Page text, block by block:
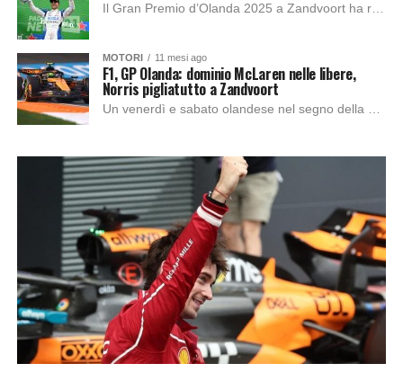
Il Gran Premio d’Olanda 2025 a Zandvoort ha regalato emozioni, colpi di scena e verdetti pesanti in ottica mondiale. McLaren ha dominato il weekend con Oscar...
MOTORI 11 mesi ago
F1, GP Olanda: dominio McLaren nelle libere,
Norris pigliatutto a Zandvoort